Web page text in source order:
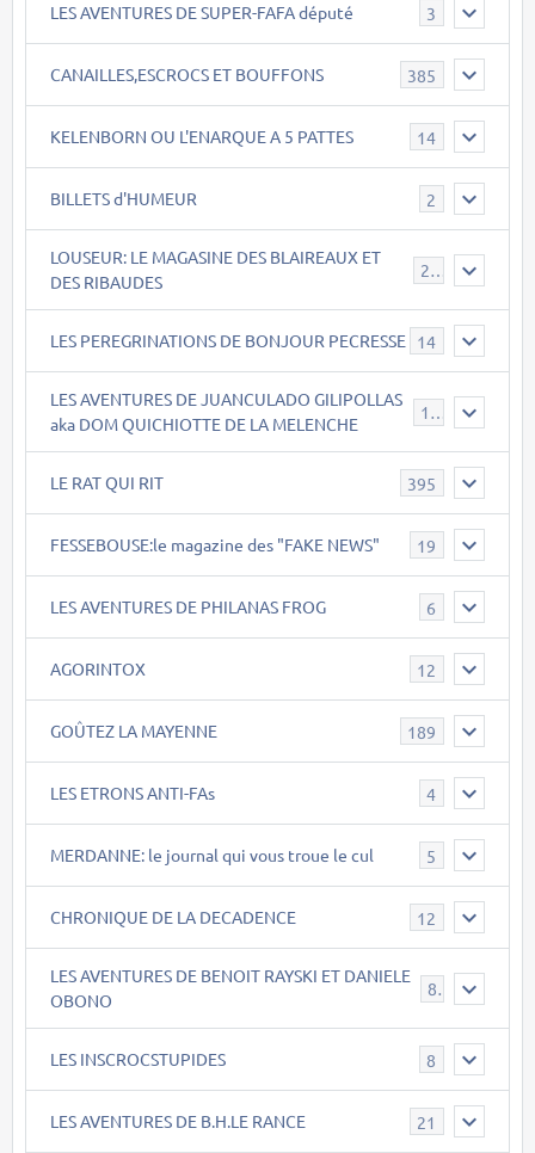
LES AVENTURES DE SUPER-FAFA député 3
CANAILLES,ESCROCS ET BOUFFONS 385
KELENBORN OU L'ENARQUE A 5 PATTES 14
BILLETS d'HUMEUR 2
LOUSEUR: LE MAGASINE DES BLAIREAUX ET
DES RIBAUDES
21
LES PEREGRINATIONS DE BONJOUR PECRESSE 14
LES AVENTURES DE JUANCULADO GILIPOLLAS
aka DOM QUICHIOTTE DE LA MELENCHE
119
LE RAT QUI RIT 395
FESSEBOUSE:le magazine des "FAKE NEWS" 19
LES AVENTURES DE PHILANAS FROG 6
AGORINTOX 12
GOÛTEZ LA MAYENNE 189
LES ETRONS ANTI-FAs 4
MERDANNE: le journal qui vous troue le cul 5
CHRONIQUE DE LA DECADENCE 12
LES AVENTURES DE BENOIT RAYSKI ET DANIELE
OBONO
8
LES INSCROCSTUPIDES 8
LES AVENTURES DE B.H.LE RANCE 21